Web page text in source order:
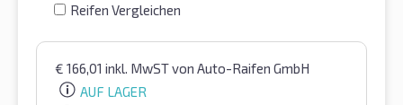
Reifen Vergleichen
€ 166,01 inkl. MwSTvon Auto-Raifen GmbH
AUF LAGER